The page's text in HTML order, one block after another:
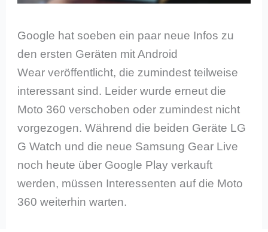
Google hat soeben ein paar neue Infos zu
den ersten Geräten mit Android
Wear veröffentlicht, die zumindest teilweise
interessant sind. Leider wurde erneut die
Moto 360 verschoben oder zumindest nicht
vorgezogen. Während die beiden Geräte LG
G Watch und die neue Samsung Gear Live
noch heute über Google Play verkauft
werden, müssen Interessenten auf die Moto
360 weiterhin warten.